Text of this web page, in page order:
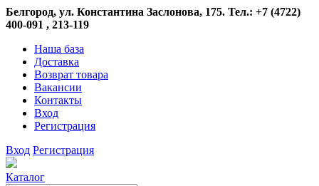
Белгород, ул. Константина Заслонова, 175. Тел.: +7 (4722)
400-091 , 213-119
Наша база
Доставка
Возврат товара
Вакансии
Контакты
Вход
Регистрация
Вход Регистрация
Каталог